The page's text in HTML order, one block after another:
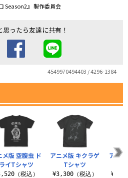
Season2』 製作委員会
思ったら友達に共有！
4549970494403 / 4296-1384
メ版 空腹虫 ド
ライTシャツ
（税込）
アニメ版 キクラゲ
Tシャツ
¥3,300（税込）
アニ